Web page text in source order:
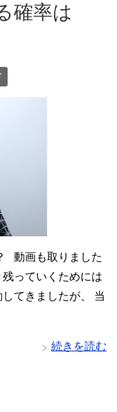
確率は
動画も取りました
っていくためには
てきましたが、 当
続きを読む